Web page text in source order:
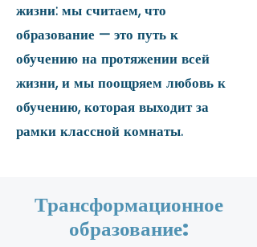
жизни: мы считаем, что
образование — это путь к
обучению на протяжении всей
жизни, и мы поощряем любовь к
обучению, которая выходит за
рамки классной комнаты.
Трансформационное
образование: